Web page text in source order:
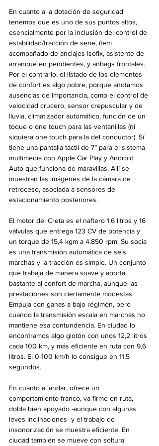
En cuanto a la dotación de seguridad
tenemos que es uno de sus puntos altos,
esencialmente por la inclusión del control de
estabilidad/tracción de serie, ítem
acompañado de anclajes Isofix, asistente de
arranque en pendientes, y airbags frontales.
Por el contrario, el listado de los elementos
de confort es algo pobre, porque anotamos
ausencias de importancia, como el control de
velocidad crucero, sensor crepuscular y de
lluvia, climatizador automático, función de un
toque o one touch para las ventanillas (ni
siquiera one touch para la del conductor). Sí
tiene una pantalla táctil de 7” para el sistema
multimedia con Apple Car Play y Android
Auto que funciona de maravillas. Allí se
muestran las imágenes de la cámara de
retroceso, asociada a sensores de
estacionamiento posteriores.
El motor del Creta es el naftero 1.6 litros y 16
válvulas que entrega 123 CV de potencia y
un torque de 15,4 kgm a 4.850 rpm. Su socia
es una transmisión automática de seis
marchas y la tracción es simple. Un conjunto
que trabaja de manera suave y aporta
bastante al confort de marcha, aunque las
prestaciones son ciertamente modestas.
Empuja con ganas a bajo régimen, pero
cuando la transmisión escala en marchas no
mantiene esa contundencia. En ciudad lo
encontramos algo glotón con unos 12,2 litros
cada 100 km, y más eficiente en ruta con 9,6
litros. El 0-100 km/h lo consigue en 11,5
segundos.
En cuanto al andar, ofrece un
comportamiento franco, va firme en ruta,
dobla bien apoyado -aunque con algunas
leves inclinaciones- y el trabajo de
insonorización se muestra eficiente. En
ciudad también se mueve con soltura